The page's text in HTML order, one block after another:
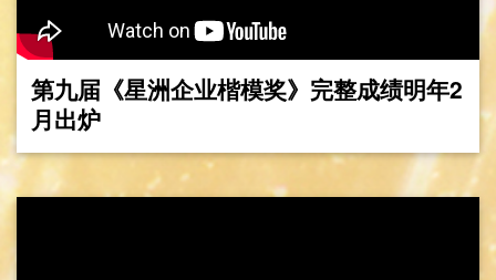
第九届《星洲企业楷模奖》完整成绩明年2
月出炉